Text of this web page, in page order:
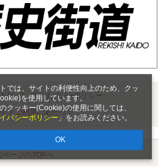
では、サイトの利便性向上のため、クッ
を使用しています。
クッキー(Cookie)の使用に関しては、
バシーポリシー 」をお読みください。
OK
は
プライバシーポリシー
トご利用にあたって
ページのTOPへ